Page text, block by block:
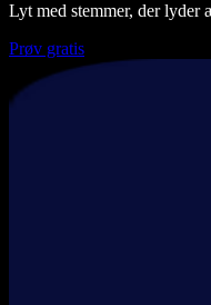
Lyt med stemmer, der lyder
Prøv gratis